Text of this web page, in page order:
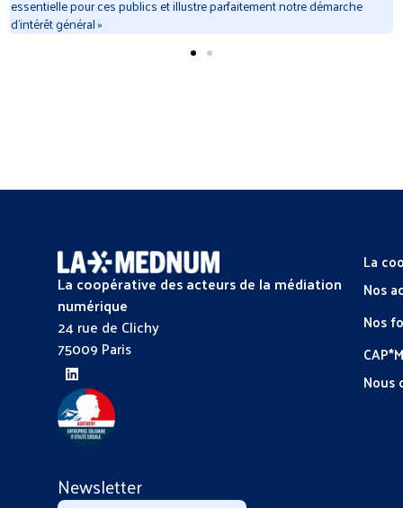
La coopérative des acteurs de la médiation
numérique
24 rue de Clichy
75009 Paris
Newsletter
La
Nos
Nos
Nous